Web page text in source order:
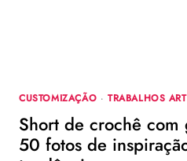
CUSTOMIZAÇÃO · TRABALHOS
Short de crochê com
50 fotos de